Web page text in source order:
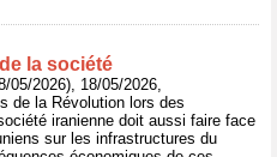
la société
05/2026), 18/05/2026,
de la Révolution lors des
iranienne doit aussi faire face
sur les infrastructures du